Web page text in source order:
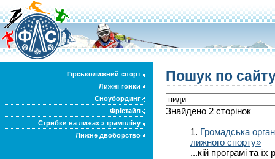
Гірськолижний спорт
Лижні гонки
Сноубординг
Фрістайл
Стрибки на лижах з трампліну
Лижне двоборство
Пошук по
Знайдено 2 сторінок
1. Громадська
лижного спорту»
...кій програмі та